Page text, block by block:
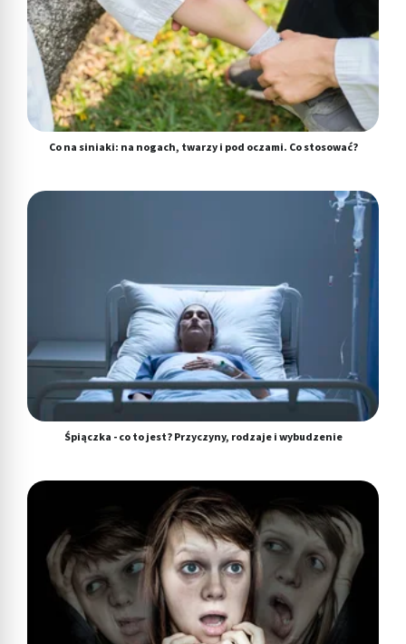
Co na siniaki: na nogach, twarzy i pod oczami. Co stosować?
Śpiączka - co to jest? Przyczyny, rodzaje i wybudzenie